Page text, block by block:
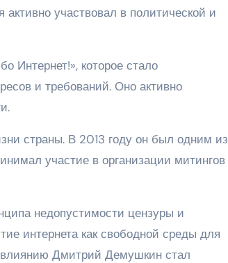
участвовал в политической и
Интернет!», которое стало
и требований. Оно активно
страны. В 2013 году он был одним из
участие в организации митингов
недопустимости цензуры и
интернета как свободной среды для
Дмитрий Демушкин стал